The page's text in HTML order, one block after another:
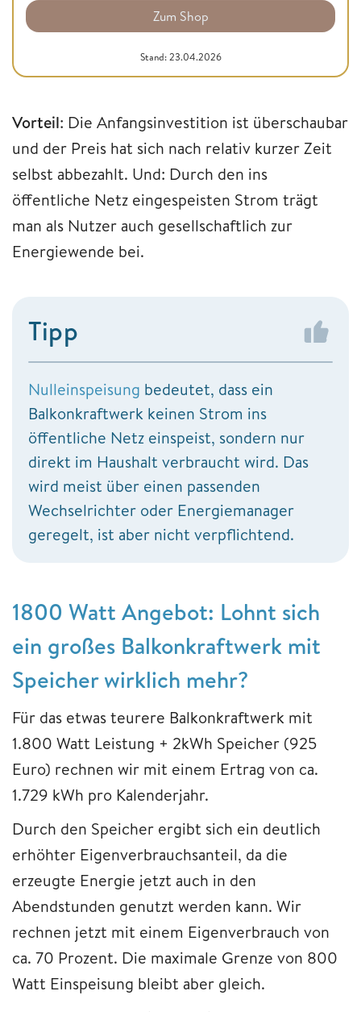
Zum Shop
Stand: 23.04.2026
Vorteil: Die Anfangsinvestition ist überschaubar
und der Preis hat sich nach relativ kurzer Zeit
selbst abbezahlt. Und: Durch den ins
öffentliche Netz eingespeisten Strom trägt
man als Nutzer auch gesellschaftlich zur
Energiewende bei.
Tipp
Nulleinspeisung bedeutet, dass ein
Balkonkraftwerk keinen Strom ins
öffentliche Netz einspeist, sondern nur
direkt im Haushalt verbraucht wird. Das
wird meist über einen passenden
Wechselrichter oder Energiemanager
geregelt, ist aber nicht verpflichtend.
1800 Watt Angebot: Lohnt sich
ein großes Balkonkraftwerk mit
Speicher wirklich mehr?
Für das etwas teurere Balkonkraftwerk mit
1.800 Watt Leistung + 2kWh Speicher (925
Euro) rechnen wir mit einem Ertrag von ca.
1.729 kWh pro Kalenderjahr.
Durch den Speicher ergibt sich ein deutlich
erhöhter Eigenverbrauchsanteil, da die
erzeugte Energie jetzt auch in den
Abendstunden genutzt werden kann. Wir
rechnen jetzt mit einem Eigenverbrauch von
ca. 70 Prozent. Die maximale Grenze von 800
Watt Einspeisung bleibt aber gleich.